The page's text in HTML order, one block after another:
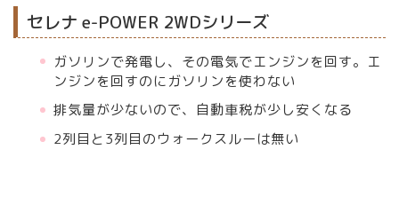
セレナ e-POWER 2WDシリーズ
ガソリンで発電し、その電気でエンジンを回す。エ
ンジンを回すのにガソリンを使わない
排気量が少ないので、自動車税が少し安くなる
2列目と3列目のウォークスルーは無い